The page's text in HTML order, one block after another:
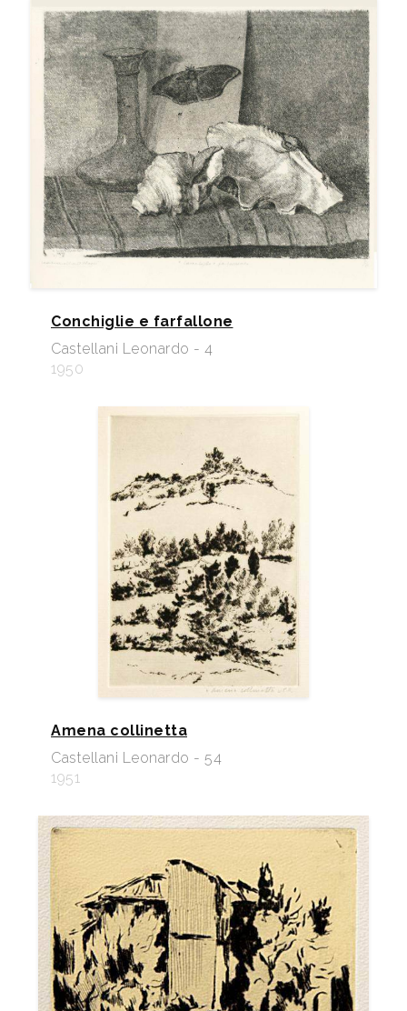
Conchiglie e farfallone
Castellani Leonardo - 4
1950
Amena collinetta
Castellani Leonardo - 54
1951